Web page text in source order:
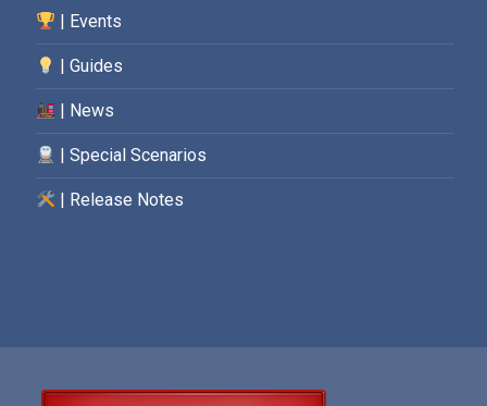
| Events
| Guides
| News
| Special Scenarios
| Release Notes